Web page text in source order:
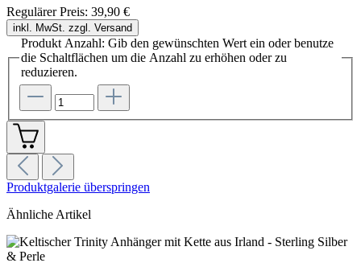
Regulärer Preis: 39,90 €
inkl. MwSt. zzgl. Versand
Produkt Anzahl: Gib den gewünschten Wert ein oder benutze
die Schaltflächen um die Anzahl zu erhöhen oder zu
reduzieren.
Produktgalerie überspringen
Ähnliche Artikel